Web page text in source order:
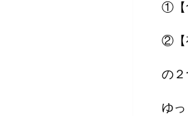
①【
②【
の２
ゆ